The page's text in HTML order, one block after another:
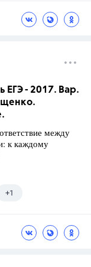
ЕГЭ - 2017. Вар.
между
к каждому
+1